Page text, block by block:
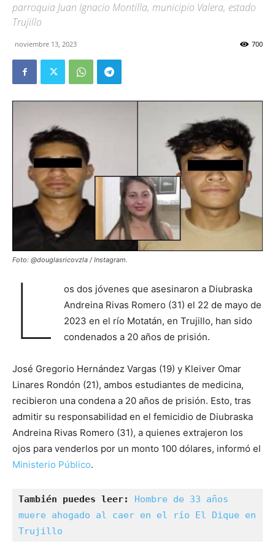
parroquia Juan Ignacio Montilla, municipio Valera, estado
Trujillo
noviembre 13, 2023 700
Foto: @douglasricovzla / Instagram.
L
os dos jóvenes que asesinaron a Diubraska
Andreina Rivas Romero (31) el 22 de mayo de
2023 en el río Motatán, en Trujillo, han sido
condenados a 20 años de prisión.
José Gregorio Hernández Vargas (19) y Kleiver Omar
Linares Rondón (21), ambos estudiantes de medicina,
recibieron una condena a 20 años de prisión. Esto, tras
admitir su responsabilidad en el femicidio de Diubraska
Andreina Rivas Romero (31), a quienes extrajeron los
ojos para venderlos por un monto 100 dólares, informó el
Ministerio Público.
También puedes leer: Hombre de 33 años
muere ahogado al caer en el río El Dique en
Trujillo